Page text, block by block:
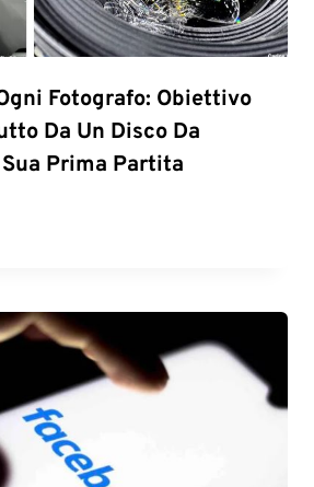
Fotografo: Obiettivo
Da Un Disco Da
Prima Partita